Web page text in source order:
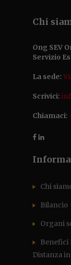
Chi
Ong SEV
Servizio
La sede:
Scrivici:
Chiamaci:
Chi
Bilancio
Organi
Benefici
Distanza